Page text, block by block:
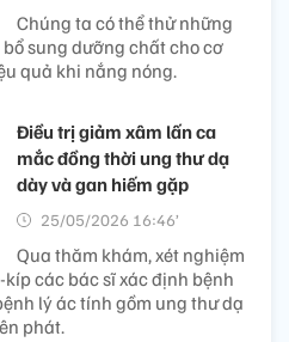
Chúng ta có thể thử những
sung dưỡng chất cho cơ
quả khi nắng nóng.
Điều trị giảm xâm lấn ca
mắc đồng thời ung thư dạ
dày và gan hiếm gặp
25/05/2026 16:46’
Qua thăm khám, xét nghiệm
các bác sĩ xác định bệnh
lý ác tính gồm ung thư dạ
phát.